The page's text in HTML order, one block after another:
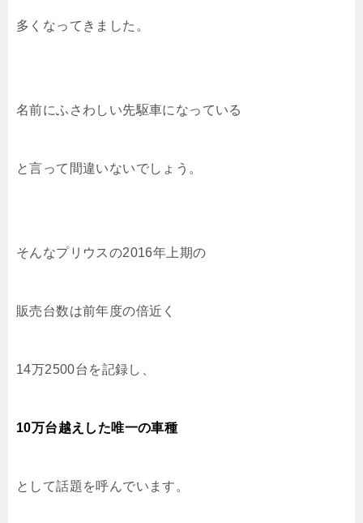
多くなってきました。
名前にふさわしい先駆車になっている
と言って間違いないでしょう。
そんなプリウスの2016年上期の
販売台数は前年度の倍近く
14万2500台を記録し、
10万台越えした唯一の車種
として話題を呼んでいます。